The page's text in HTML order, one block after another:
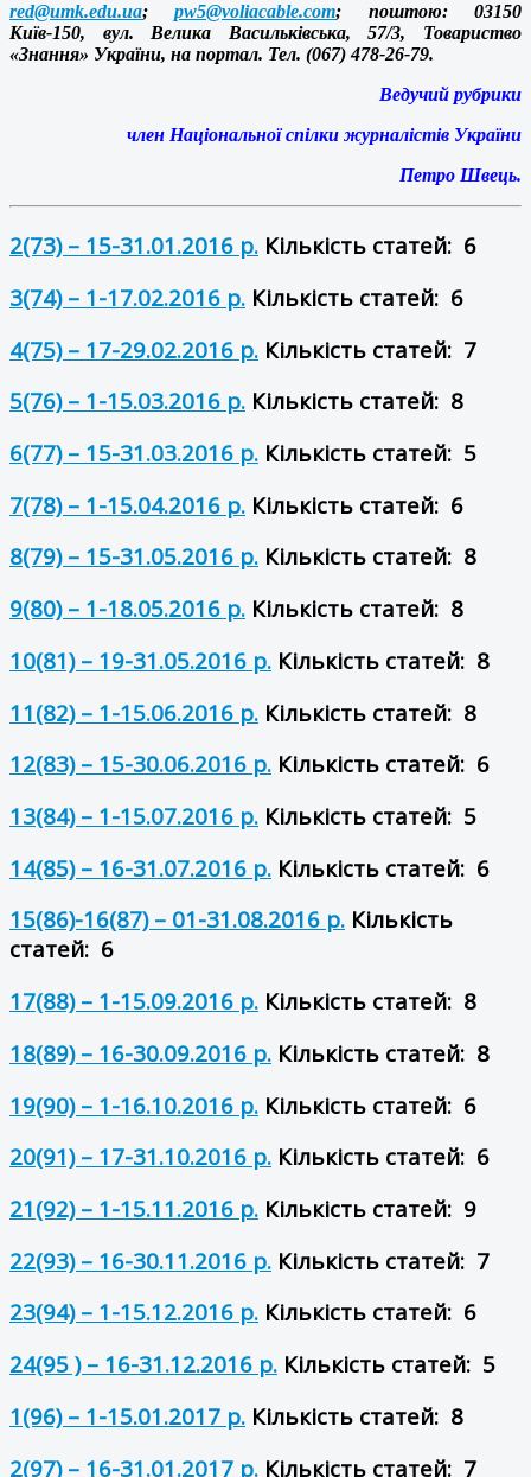
red@umk.edu.ua;pw5@voliacable.com; поштою: 03150
Київ-150, вул. Велика Васильківська, 57/3, Товариство
«Знання» України, на портал. Тел. (067) 478-26-79.
Ведучий рубрики
член Національної спілки журналістів України
Петро Швець.
2(73) – 15-31.01.2016 р. Кількість статей: 6
3(74) – 1-17.02.2016 р. Кількість статей: 6
4(75) – 17-29.02.2016 р. Кількість статей: 7
5(76) – 1-15.03.2016 р. Кількість статей: 8
6(77) – 15-31.03.2016 р. Кількість статей: 5
7(78) – 1-15.04.2016 р. Кількість статей: 6
8(79) – 15-31.05.2016 р. Кількість статей: 8
9(80) – 1-18.05.2016 р. Кількість статей: 8
10(81) – 19-31.05.2016 р. Кількість статей: 8
11(82) – 1-15.06.2016 р. Кількість статей: 8
12(83) – 15-30.06.2016 р. Кількість статей: 6
13(84) – 1-15.07.2016 р. Кількість статей: 5
14(85) – 16-31.07.2016 р. Кількість статей: 6
15(86)-16(87) – 01-31.08.2016 р. Кількість
статей: 6
17(88) – 1-15.09.2016 р. Кількість статей: 8
18(89) – 16-30.09.2016 р. Кількість статей: 8
19(90) – 1-16.10.2016 р. Кількість статей: 6
20(91) – 17-31.10.2016 р. Кількість статей: 6
21(92) – 1-15.11.2016 р. Кількість статей: 9
22(93) – 16-30.11.2016 р. Кількість статей: 7
23(94) – 1-15.12.2016 р. Кількість статей: 6
24(95 ) – 16-31.12.2016 р. Кількість статей: 5
1(96) – 1-15.01.2017 р. Кількість статей: 8
2(97) – 16-31.01.2017 р. Кількість статей: 7